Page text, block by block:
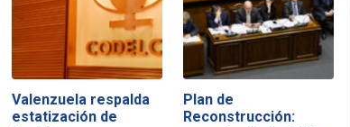
Valenzuela respalda
estatización de
Plan de
Reconstrucción: